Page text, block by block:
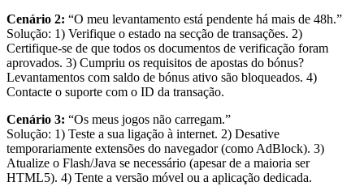
Cenário 2: “O meu levantamento está pendente há mais de 48h.”
Solução: 1) Verifique o estado na secção de transações. 2)
Certifique-se de que todos os documentos de verificação foram
aprovados. 3) Cumpriu os requisitos de apostas do bónus?
Levantamentos com saldo de bónus ativo são bloqueados. 4)
Contacte o suporte com o ID da transação.
Cenário 3: “Os meus jogos não carregam.”
Solução: 1) Teste a sua ligação à internet. 2) Desative
temporariamente extensões do navegador (como AdBlock). 3)
Atualize o Flash/Java se necessário (apesar de a maioria ser
HTML5). 4) Tente a versão móvel ou a aplicação dedicada.